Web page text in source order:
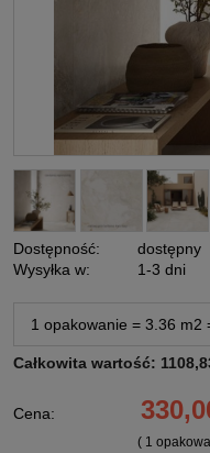
Dostępność:
dostępny
Wysyłka w:
1-3 dni
Całkowita wartość:
Cena:
( 1